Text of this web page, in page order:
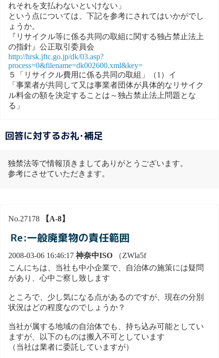
れそれを支払わないといけない」
という点については、下記を参考にされてはいかがでし
ょうか。
『リサイクル等に係る共同の取組に関する独占禁止法上
の指針』公正取引委員会
http://hrsk.jftc.go.jp/dk/03.asp?
process=0&filename=dk002600.xml&key=
５「リサイクル費用に係る共同の取組」（1）イ
「事業者が共同して又は事業者団体が具体的なリサイク
ル料金の額を決定することは～独占禁止法上問題とな
る」
回答に対するお礼･補足
独禁法等で情報頂きましてありがとうございます。
参考にさせていただきます。
No.27178 【A-8】
Re:一般廃棄物の責任範囲
2008-03-06 16:46:17 神奈中ISO （ZWla5f
こんにちは、当社も中小企業で、自治体の施策には疑問
があり、心中ご察し致します
ところで、少し気になる点があるのですが、現在の分別
状況はどの程度なのでしょうか？
当社が属する地域の自治体でも、持ち込み可能としてい
ますが、以下のものは搬入不可としています
（当社は業者に委託していますが）